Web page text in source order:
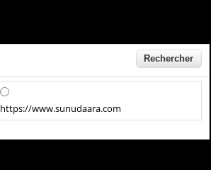
https://www.sunudaara.com